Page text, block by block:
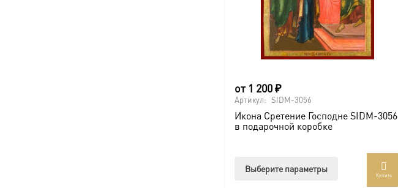
товара.
от 1 200₽
Артикул: SIDM-3056
Икона Сретение Господне SIDM-3056
в подарочной коробке
Выберите параметры
Купить